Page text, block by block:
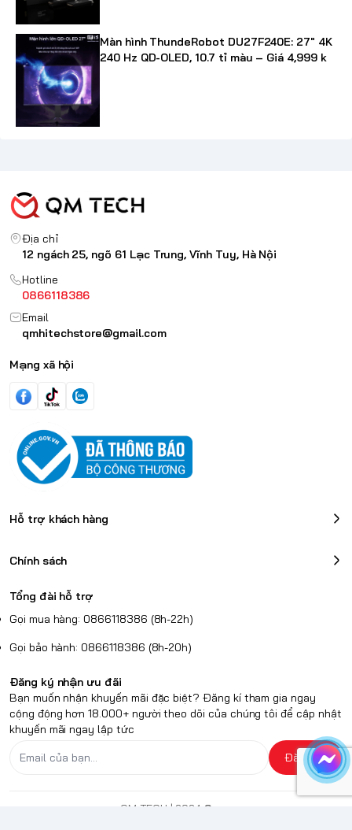
Màn hình ThundeRobot DU27F240E: 27" 4K
240 Hz QD-OLED, 10.7 tỉ màu – Giá 4,999 k
Địa chỉ
12 ngách 25, ngõ 61 Lạc Trung, Vĩnh Tuy, Hà Nội
Hotline
0866118386
Email
qmhitechstore@gmail.com
Mạng xã hội
Hỗ trợ khách hàng
Chính sách
Tổng đài hỗ trợ
Gọi mua hàng: 0866118386 (8h-22h)
Gọi bảo hành: 0866118386 (8h-20h)
Đăng ký nhận ưu đãi
Bạn muốn nhận khuyến mãi đặc biệt? Đăng kí tham gia ngay
cộng động hơn 18.000+ người theo dõi của chúng tôi để cập nhật
khuyến mãi ngay lập tức
Đăng ký
QM TECH | 2024 Sapo